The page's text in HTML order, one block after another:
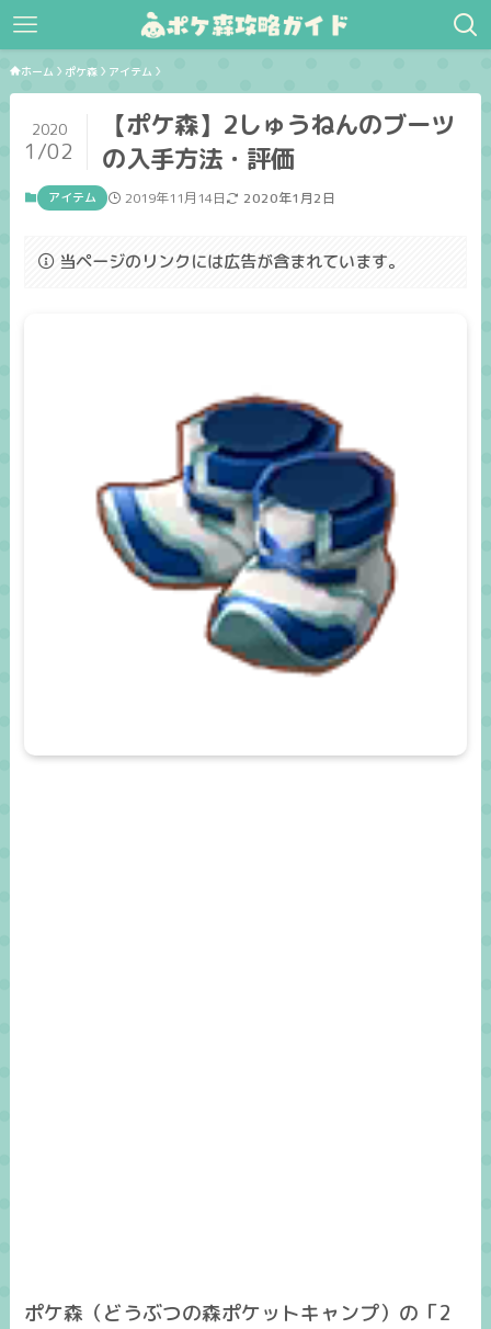
ホーム ポケ森 アイテム
【ポケ森】2しゅうねんのブーツ
の入手方法・評価
2020
1/02
アイテム 2019年11月14日 2020年1月2日
当ページのリンクには広告が含まれています。
ポケ森（どうぶつの森ポケットキャンプ）の「2